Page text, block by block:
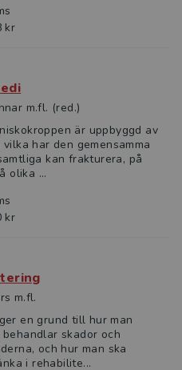
kr
m.fl. (red.)
är uppbyggd av
har den gemensamma
kan frakturera, på
olika ...
kr
m.fl.
en grund till hur man
skador och
och hur man ska
i rehabilite...